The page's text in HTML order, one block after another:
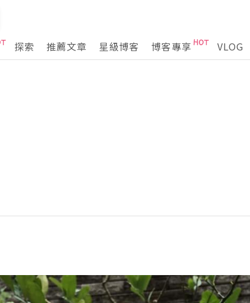
探索
推薦文章 星級博客 博客專享 VLOG